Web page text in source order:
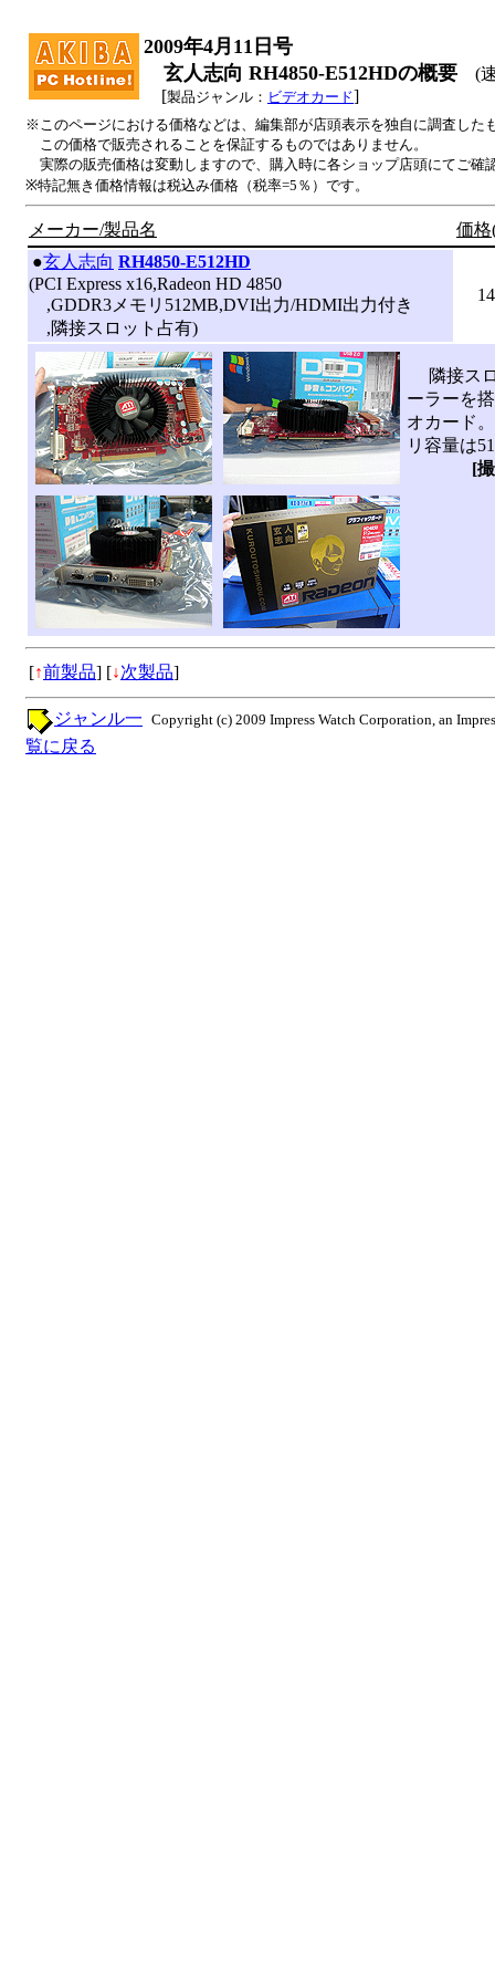
2009年4月11日号
玄人志向 RH4850-E512HDの概要 (速
[製品ジャンル： ビデオカード]
※このページにおける価格などは、編集部が店頭表示を独自に調査した
この価格で販売されることを保証するものではありません。
実際の販売価格は変動しますので、購入時に各ショップ店頭にてご確
※特記無き価格情報は税込み価格（税率=5％）です。
メーカー/製品名
価格
●玄人志向 RH4850-E512HD
(PCI Express x16,Radeon HD 4850
,GDDR3メモリ512MB,DVI出力/HDMI出力付き
,隣接スロット占有)
隣接スロ
ーラーを
オカード
リ容量は
[
[↑前製品] [↓次製品]
Copyright (c) 2009 Impress Watch Corporation, an
ジャンル一
覧に戻る